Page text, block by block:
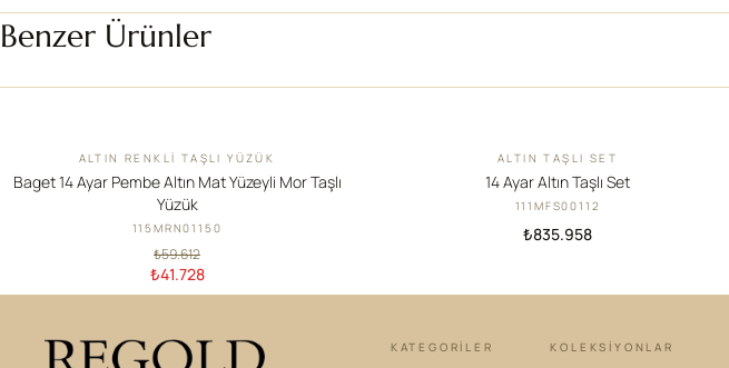
Benzer Ürünler
ALTIN RENKLI TAŞLI YÜZÜK
Baget 14 Ayar Pembe Altın Mat Yüzeyli Mor Taşlı
Yüzük
115MRN01150
₺59.612
₺41.728
ALTIN TAŞLI SET
14 Ayar Altın Taşlı Set
111MFS00112
₺835.958
KATEGORILER KOLEKSIYONLAR